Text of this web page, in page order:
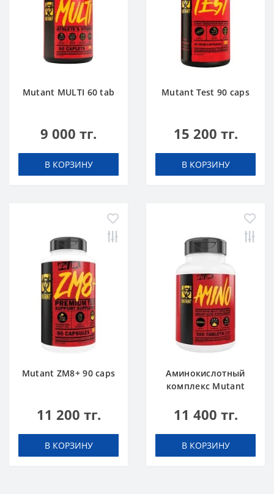
Mutant MULTI 60 tab
9 000 тг.
В КОРЗИНУ
Mutant Test 90 caps
15 200 тг.
В КОРЗИНУ
Mutant ZM8+ 90 caps
11 200 тг.
В КОРЗИНУ
Аминокислотный
комплекс Mutant
11 400 тг.
В КОРЗИНУ